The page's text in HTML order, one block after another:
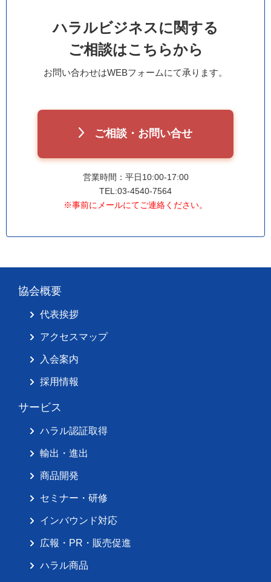
ハラルビジネスに関する
ご相談はこちらから
お問い合わせはWEBフォームにて承ります。
ご相談・お問い合せ
営業時間：平日10:00-17:00
TEL:03-4540-7564
※事前にメールにてご連絡ください。
協会概要
代表挨拶
アクセスマップ
入会案内
採用情報
サービス
ハラル認証取得
輸出・進出
商品開発
セミナー・研修
インバウンド対応
広報・PR・販売促進
ハラル商品